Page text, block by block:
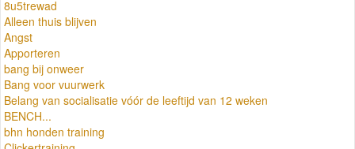
8u5trewad
Alleen thuis blijven
Angst
Apporteren
bang bij onweer
Bang voor vuurwerk
Belang van socialisatie vóór de leeftijd van 12 weken
BENCH...
bhn honden training